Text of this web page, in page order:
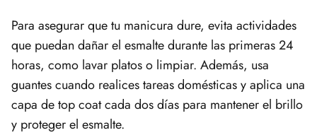
Para asegurar que tu manicura dure, evita actividades
que puedan dañar el esmalte durante las primeras 24
horas, como lavar platos o limpiar. Además, usa
guantes cuando realices tareas domésticas y aplica una
capa de top coat cada dos días para mantener el brillo
y proteger el esmalte.